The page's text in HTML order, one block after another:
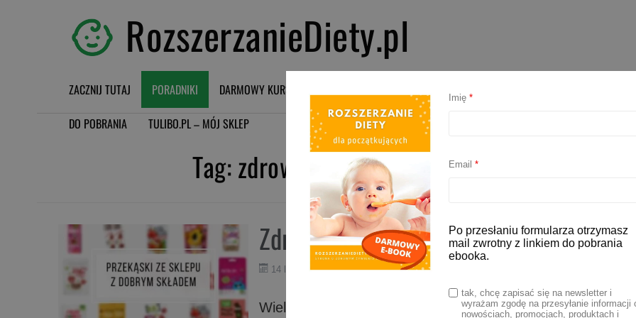
RozszerzanieDiety.pl
ZACZNIJ TUTAJ PORADNIKI DARMOWY KURS BLW
DO POBRANIA
TULIBO.PL – MÓJ SKLEP
Tag:zdrowe słodycze dla dzieci
Zdrowe przekąski dla dzieci
14 listopada 2025
Wiele razy prosiliście mnie o zestawienie zdrowych
Imię *
Email *
Po przesłaniu formularza otrzymasz
mail zwrotny z linkiem do pobrania
ebooka.
tak, chcę zapisać się na newsletter i
wyrażam zgodę na przesyłanie informacji
nowościach, promocjach, produktach i